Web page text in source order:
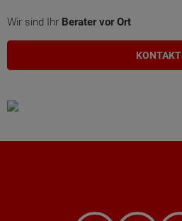
Wir sind Ihr Berater vor Ort
KONTAKT